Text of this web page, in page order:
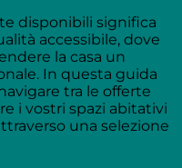
disponibili significa
accessibile, dove
la casa un
In questa guida
tra le offerte
i vostri spazi abitativi
una selezione